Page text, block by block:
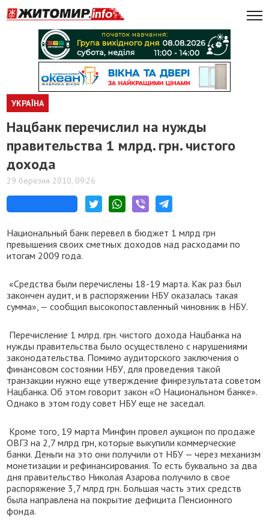
УКРАЇНА
Нацбанк перечислил на нужды
правительства 1 млрд. грн. чистого
дохода
29 березня 2010, 09:26
Национальный банк перевел в бюджет 1 млрд грн
превышения своих сметных доходов над расходами по
итогам 2009 года.
«Средства были перечислены 18-19 марта. Как раз был
закончен аудит, и в распоряжении НБУ оказалась такая
сумма», — сообщил высокопоставленный чиновник в НБУ.
Перечисление 1 млрд. грн. чистого дохода Нацбанка на
нужды правительства было осуществлено с нарушениями
законодательства. Помимо аудиторского заключения о
финансовом состоянии НБУ, для проведения такой
транзакции нужно еще утверждение финрезультата советом
Нацбанка. Об этом говорит закон «О Национальном банке».
Однако в этом году совет НБУ еще не заседал.
Кроме того, 19 марта Минфин провел аукцион по продаже
ОВГЗ на 2,7 млрд грн, которые выкупили коммерческие
банки. Деньги на это они получили от НБУ — через механизм
монетизации и рефинансирования. То есть буквально за два
дня правительство Николая Азарова получило в свое
распоряжение 3,7 млрд грн. Большая часть этих средств
была направлена на покрытие дефицита Пенсионного
фонда.